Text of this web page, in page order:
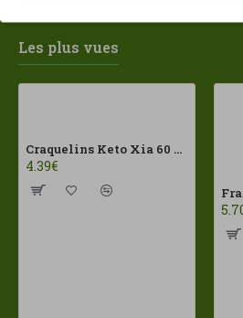
Les plus vues
Craquelins Keto Xia 60 g Joice Foods ECO
4.39€